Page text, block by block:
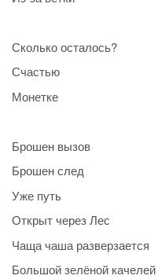
Сколько осталось?
Счастью
Монетке
Брошен вызов
Брошен след
Уже путь
Открыт через Лес
Чаща чаша разверзается
Большой зелёной качелей